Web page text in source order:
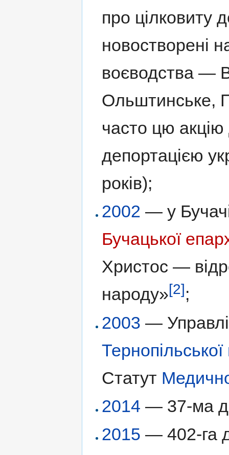
про цілковиту
новостворені
воєводства —
Ольштинське,
часто цю акцію
депортацією
років);
2002 — у
Бучацької
Христос —
народу»[2];
2003 —
Статут
2014 — 37-ма
2015 — 402-га